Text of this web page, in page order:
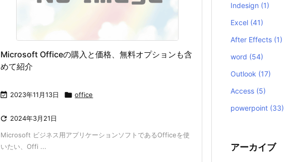
Microsoft Officeの購入と価格、無料オプションも含
めて紹介
 2023年11月13日  office
 2024年3月21日
Microsoft ビジネス用アプリケーションソフトであるOfficeを使
いたい、Offi ...
Indesign (1)
Excel (41)
After Effects (1)
word (54)
Outlook (17)
Access (5)
powerpoint (33)
アーカイブ